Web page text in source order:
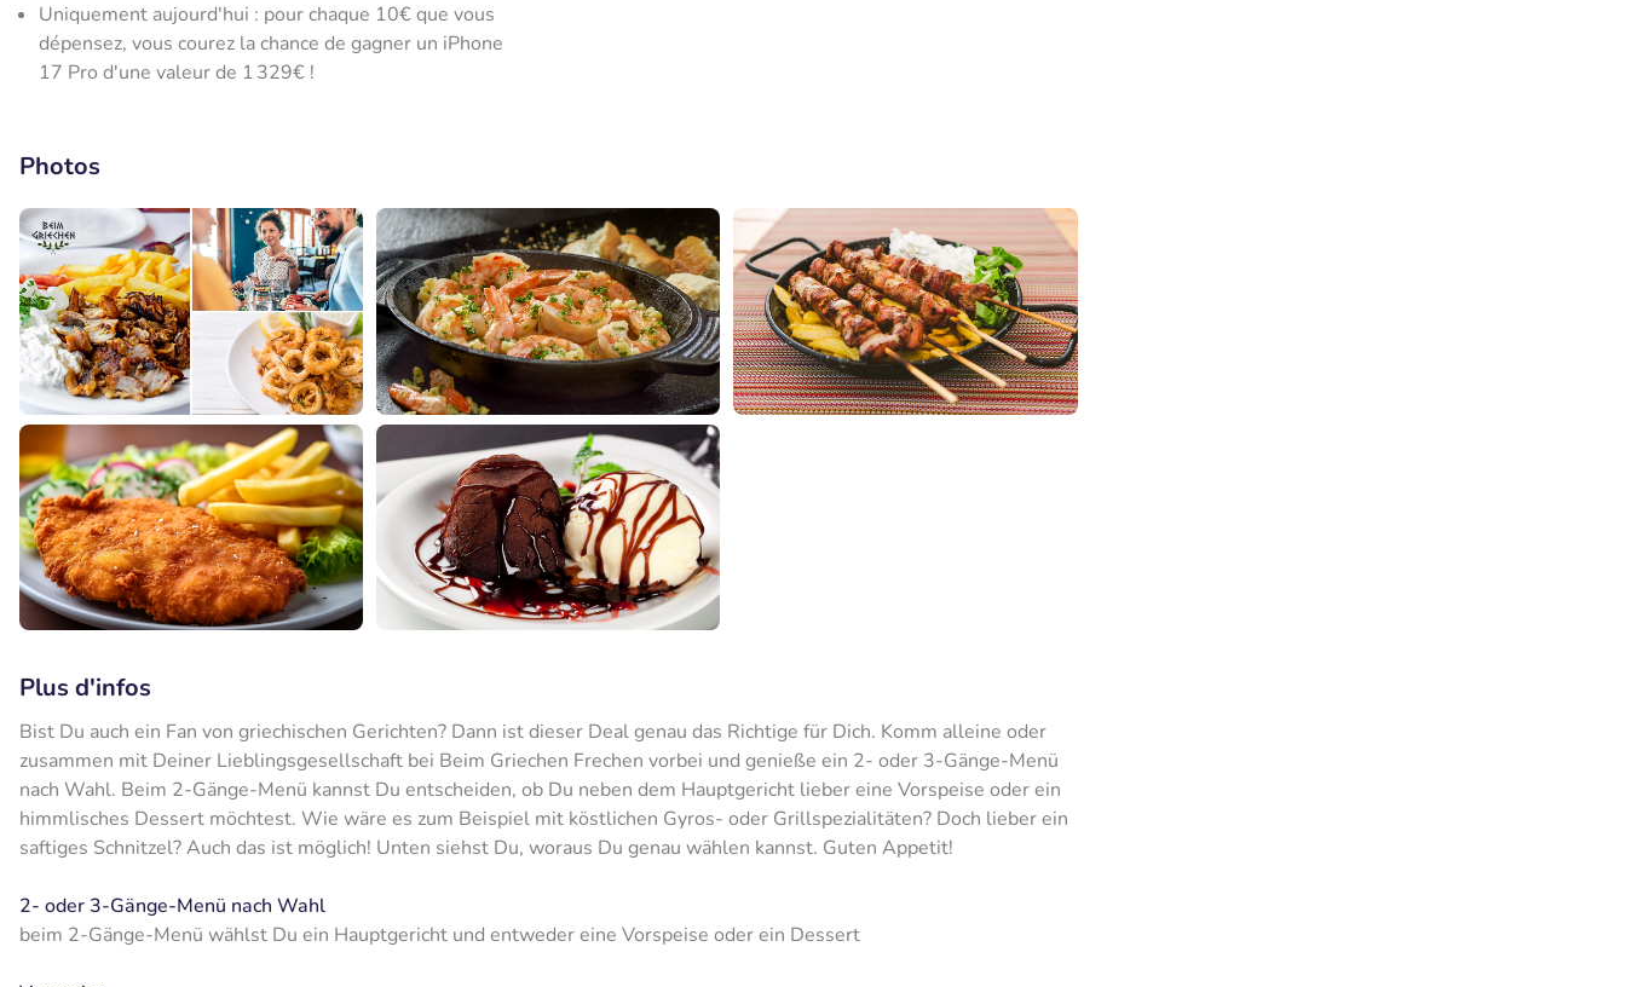
Uniquement aujourd'hui : pour chaque 10€ que vous
dépensez, vous courez la chance de gagner un iPhone
17 Pro d'une valeur de 1 329€ !
Photos
Plus d'infos
Bist Du auch ein Fan von griechischen Gerichten? Dann ist dieser Deal genau das Richtige für Dich. Komm alleine oder
zusammen mit Deiner Lieblingsgesellschaft bei Beim Griechen Frechen vorbei und genieße ein 2- oder 3-Gänge-Menü
nach Wahl. Beim 2-Gänge-Menü kannst Du entscheiden, ob Du neben dem Hauptgericht lieber eine Vorspeise oder ein
himmlisches Dessert möchtest. Wie wäre es zum Beispiel mit köstlichen Gyros- oder Grillspezialitäten? Doch lieber ein
saftiges Schnitzel? Auch das ist möglich! Unten siehst Du, woraus Du genau wählen kannst. Guten Appetit!
2- oder 3-Gänge-Menü nach Wahl
beim 2-Gänge-Menü wählst Du ein Hauptgericht und entweder eine Vorspeise oder ein Dessert